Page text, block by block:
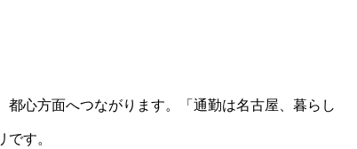
心方面へつながります。「通勤は名古屋、暮らし
す。